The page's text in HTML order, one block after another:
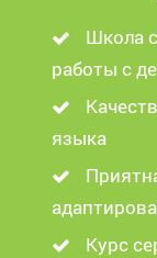
Школа
работы с
языка
Курс